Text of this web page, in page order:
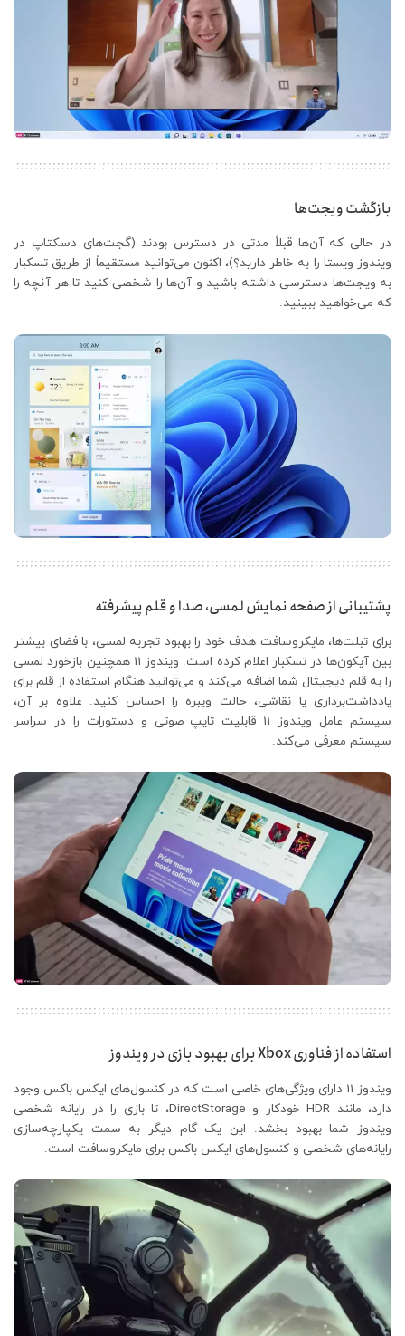
بازگشت ویجت‌ها
در حالی که آن‌ها قبلاً مدتی در دسترس بودند (گجت‌های دسکتاپ در
ویندوز ویستا را به خاطر دارید؟)، اکنون می‌توانید مستقیماً از طریق تسکبار
به ویجت‌ها دسترسی داشته باشید و آن‌ها را شخصی کنید تا هر آنچه را
که می‌خواهید ببینید.
پشتیبانی از صفحه نمایش لمسی، صدا و قلم پیشرفته
برای تبلت‌ها، مایکروسافت هدف خود را بهبود تجربه لمسی، با فضای بیشتر
بین آیکون‌ها در تسکبار اعلام کرده است. ویندوز 11 همچنین بازخورد لمسی
را به قلم دیجیتال شما اضافه می‌کند و می‌توانید هنگام استفاده از قلم برای
یادداشت‌برداری یا نقاشی، حالت ویبره را احساس کنید. علاوه بر آن،
سیستم عامل ویندوز 11 قابلیت تایپ صوتی و دستورات را در سراسر
سیستم معرفی می‌کند.
استفاده از فناوری Xbox برای بهبود بازی در ویندوز
ویندوز 11 دارای ویژگی‌های خاصی است که در کنسول‌های ایکس باکس وجود
دارد، مانند HDR خودکار و DirectStorage، تا بازی را در رایانه شخصی
ویندوز شما بهبود بخشد. این یک گام دیگر به سمت یکپارچه‌سازی
رایانه‌های شخصی و کنسول‌های ایکس باکس برای مایکروسافت است.